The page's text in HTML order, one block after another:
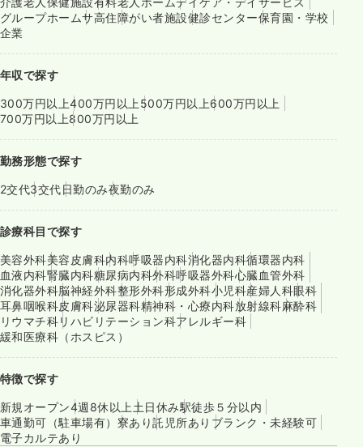
グループホームサ高住障がい者施設健診センター保育園・学校
企業
年収で探す
300万円以上400万円以上 500万円以上600万円以上
700万円以上800万円以上
勤務形態で探す
2交代3交代日勤のみ夜勤のみ
診療科目で探す
美容外科美容皮膚科内科呼吸器内科消化器内科循環器内科
血液内科腎臓内科糖尿病内科外科呼吸器外科心臓血管外科
消化器外科脳神経外科整形外科形成外科小児科産婦人科眼科
耳鼻咽喉科皮膚科泌尿器科精神科・心療内科放射線科麻酔科
リウマチ科リハビリテーション科アレルギー科
緩和医療科（ホスピス）
特徴で探す
新規オープン4週8休以上 土日休み駅徒歩５分以内
車通勤可（駐車場有） 寮あり託児所あり ブランク・未経験可
電子カルテあり